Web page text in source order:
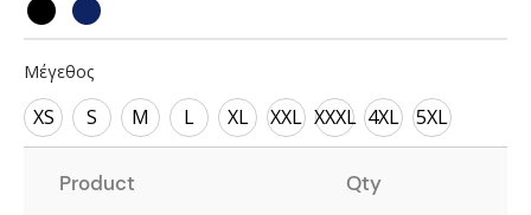
Μέγεθος
XS S M L XL XXL XXXL 4XL 5XL
Product Qty